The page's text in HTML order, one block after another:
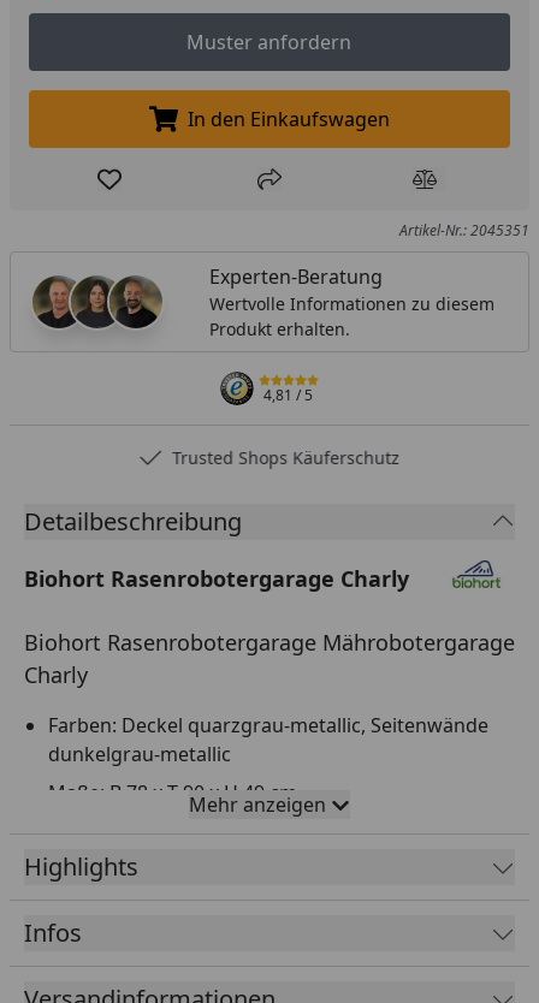
Muster anfordern
Muster anfordern
In den Einkaufswagen legen
In den Einkaufswagen
Produkt zur Wunschliste hinzufügen
Teilen Produkt
Artikel-Nr.: 2045351
Experten-Beratung
Wertvolle Informationen zu diesem
Produkt erhalten.
4,81/ 5
Trusted Shops Käuferschutz
Detailbeschreibung
Biohort Rasenrobotergarage Charly
Biohort Rasenrobotergarage Mährobotergarage
Charly
Farben: Deckel quarzgrau-metallic, Seitenwände
dunkelgrau-metallic
Maße: B 78 x T 90 x H 49 cm
Wetterfest: Ganzjähriger Außeneinsatz, auch im
Winter
Schützt den Rasenroboter vor Regen und UV-
Strahlung
Aufklappbarer Deckel inkl. Verriegelung
Mehr anzeigen
Highlights
Infos